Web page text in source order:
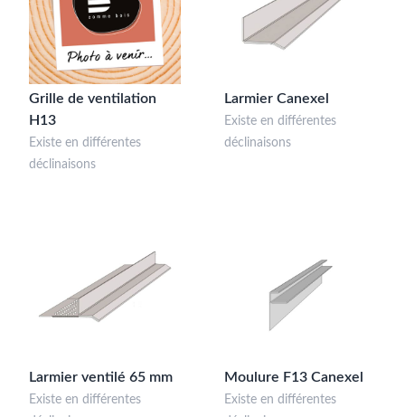
Grille de ventilation
H13
Existe en différentes
déclinaisons
Larmier Canexel
Existe en différentes
déclinaisons
Larmier ventilé 65 mm
Existe en différentes
Moulure F13 Canexel
Existe en différentes